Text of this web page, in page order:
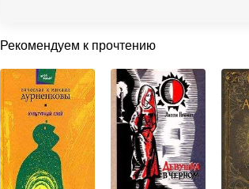
Рекомендуем к прочтению